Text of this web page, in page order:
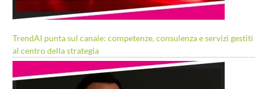
TrendAI punta sul canale: competenze, consulenza e servizi gestiti
al centro della strategia